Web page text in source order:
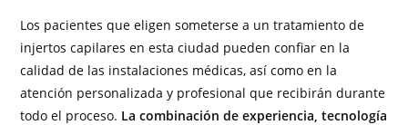
Los pacientes que eligen someterse a un tratamiento de
injertos capilares en esta ciudad pueden confiar en la
calidad de las instalaciones médicas, así como en la
atención personalizada y profesional que recibirán durante
todo el proceso. La combinación de experiencia, tecnología